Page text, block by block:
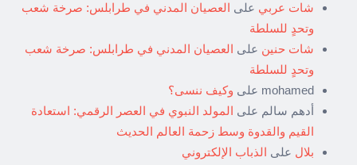
شات عربي على العصيان المدني في طرابلس: صرخة شعب
وتحدٍ للسلطة
شات حنين على العصيان المدني في طرابلس: صرخة شعب
وتحدٍ للسلطة
mohamed على وكيف ننسى؟
أدهم سالم على المولد النبوي في العصر الرقمي: استعادة
القيم والقدوة وسط زحمة العالم الحديث
بلال على الذباب الإلكتروني